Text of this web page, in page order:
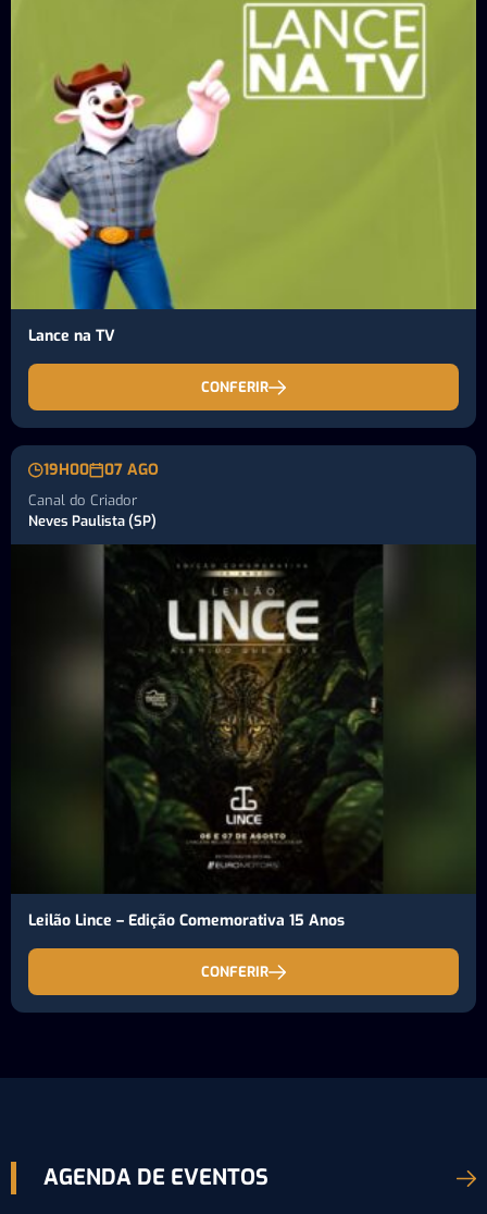
Lance na TV
CONFERIR
19H00 07 AGO
Canal do Criador
Neves Paulista (SP)
Leilão Lince – Edição Comemorativa 15 Anos
CONFERIR
AGENDA DE EVENTOS